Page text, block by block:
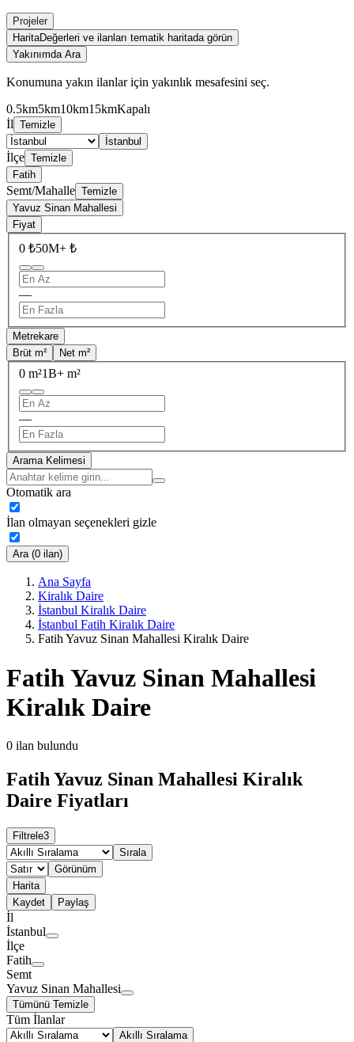
Projeler
HaritaDeğerleri ve ilanları tematik haritada görün
Yakınımda Ara
Konumuna yakın ilanlar için yakınlık mesafesini seç.
0.5km5km10km15kmKapalı
İl Temizle
İstanbul
İlçe Temizle
Fatih
Semt/Mahalle Temizle
Yavuz Sinan Mahallesi
Fiyat
0 ₺50M+ ₺
—
Metrekare
Brüt m²
Net m²
0 m²1B+ m²
—
Arama Kelimesi
Otomatik ara
İlan olmayan seçenekleri gizle
Ara (0 ilan)
Ana Sayfa
Kiralık Daire
İstanbul Kiralık Daire
İstanbul Fatih Kiralık Daire
Fatih Yavuz Sinan Mahallesi Kiralık Daire
Fatih Yavuz Sinan Mahallesi
Kiralık Daire
0 ilan bulundu
Fatih Yavuz Sinan Mahallesi Kiralık
Daire Fiyatları
Filtrele3
Sırala
Görünüm
Harita
Kaydet
Paylaş
İl
İstanbul
İlçe
Fatih
Semt
Yavuz Sinan Mahallesi
Tümünü Temizle
Tüm İlanlar
Akıllı Sıralama